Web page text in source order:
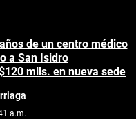
de un centro médico
a San Isidro
mlls. en nueva sede
a.m.